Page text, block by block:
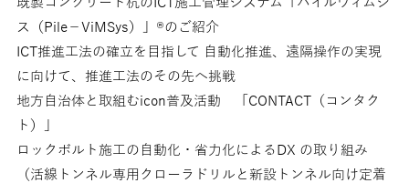
ス（Pile−ViMSys）」®のご紹介
ICT推進工法の確立を目指して 自動化推進、遠隔操作の実現
に向けて、推進工法のその先へ挑戦
地方自治体と取組むicon普及活動 「CONTACT（コンタク
ト）」
ロックボルト施工の自動化・省力化によるDX の取り組み
（活線トンネル専用クローラドリルと新設トンネル向け定着